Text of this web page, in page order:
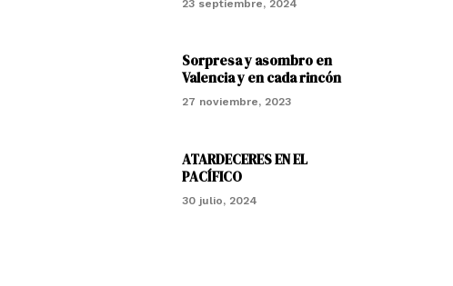
23 septiembre, 2024
Sorpresa y asombro en
Valencia y en cada rincón
27 noviembre, 2023
ATARDECERES EN EL
PACÍFICO
30 julio, 2024